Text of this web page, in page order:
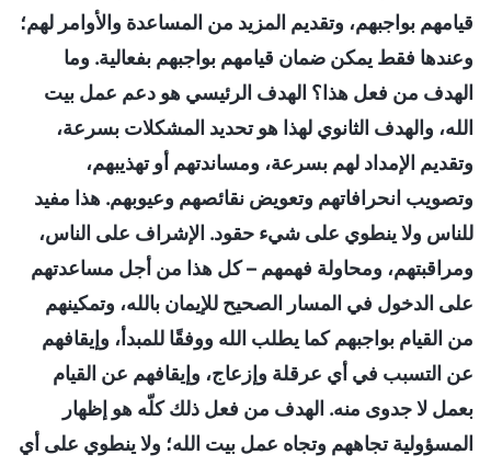
قيامهم بواجبهم، وتقديم المزيد من المساعدة والأوامر لهم؛
وعندها فقط يمكن ضمان قيامهم بواجبهم بفعالية. وما
الهدف من فعل هذا؟ الهدف الرئيسي هو دعم عمل بيت
الله، والهدف الثانوي لهذا هو تحديد المشكلات بسرعة،
وتقديم الإمداد لهم بسرعة، ومساندتهم أو تهذيبهم،
وتصويب انحرافاتهم وتعويض نقائصهم وعيوبهم. هذا مفيد
للناس ولا ينطوي على شيء حقود. الإشراف على الناس،
ومراقبتهم، ومحاولة فهمهم – كل هذا من أجل مساعدتهم
على الدخول في المسار الصحيح للإيمان بالله، وتمكينهم
من القيام بواجبهم كما يطلب الله ووفقًا للمبدأ، وإيقافهم
عن التسبب في أي عرقلة وإزعاج، وإيقافهم عن القيام
بعمل لا جدوى منه. الهدف من فعل ذلك كلّه هو إظهار
المسؤولية تجاههم وتجاه عمل بيت الله؛ ولا ينطوي على أي